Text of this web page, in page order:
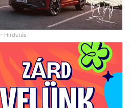
- Hirdetés -